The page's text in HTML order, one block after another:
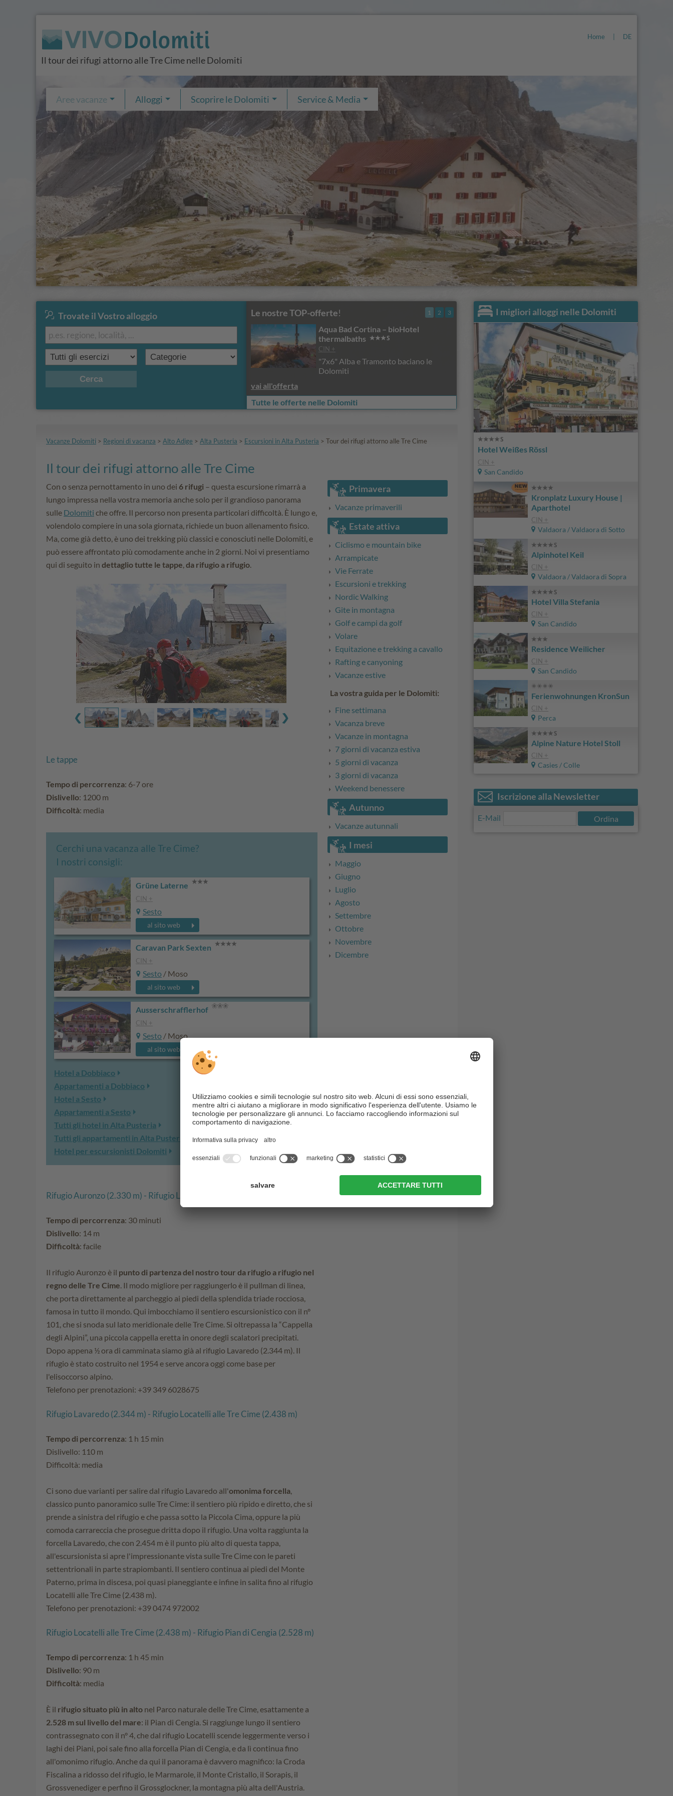
Home DE
Il tour dei rifugi attorno alle Tre Cime nelle Dolomiti
Trovate il Vostro alloggio
Cerca
Le nostre TOP-offerte!
Aqua Bad Cortina – bioHotel
thermalbaths
CIN +
"7x6" Alba e Tramonto baciano le
Hotel Scherer
1 2 3
Tutte le offerte nelle Dolomiti
Aree vacanze Alloggi Scoprire le Dolomiti Service & Media
Vacanze Dolomiti > Regioni di vacanza > Alto Adige > Alta Pusteria > Escursioni in Alta Pusteria > Tour dei rifugi attorno alle Tre Cime
Il tour dei rifugi attorno alle Tre Cime
Con o senza pernottamento in uno dei 6 rifugi – questa escursione rimarrà a
lungo impressa nella vostra memoria anche solo per il grandioso panorama
sulle Dolomiti che offre. Il percorso non presenta particolari difficoltà. È lungo e,
volendolo compiere in una sola giornata, richiede un buon allenamento fisico.
Ma, come già detto, è uno dei trekking più classici e conosciuti nelle Dolomiti, e
può essere affrontato più comodamente anche in 2 giorni. Noi vi presentiamo
qui di seguito in dettaglio tutte le tappe,da rifugio a rifugio.
Le tappe
Tempo di percorrenza: 6-7 ore
Dislivello: 1200 m
Difficoltà: media
Cerchi una vacanza alle Tre Cime?
I nostri consigli:
Grüne Laterne
CIN +
Sesto
al sito web
Caravan Park Sexten
CIN +
Sesto / Moso
al sito web
Ausserschrafflerhof
CIN +
Sesto / Moso
al sito web
Hotel a Dobbiaco
Appartamenti a Dobbiaco
Hotel a Sesto
Appartamenti a Sesto
Tutti gli hotel in Alta Pusteria
Tutti gli appartamenti in Alta Pusteria
Hotel per escursionisti Dolomiti
Rifugio Auronzo (2.330 m) - Rifugio Lavaredo (2.344 m)
Tempo di percorrenza: 30 minuti
Dislivello: 14 m
Difficoltà: facile
Il rifugio Auronzo è il punto di partenza del nostro tour da rifugio a rifugio nel
regno delle Tre Cime. Il modo migliore per raggiungerlo è il pullman di linea,
che porta direttamente al parcheggio ai piedi della splendida triade rocciosa,
famosa in tutto il mondo. Qui imbocchiamo il sentiero escursionistico con il n°
101, che si snoda sul lato meridionale delle Tre Cime. Si oltrepassa la “Cappella
degli Alpini”, una piccola cappella eretta in onore degli scalatori precipitati.
Dopo appena ½ ora di camminata siamo già al rifugio Lavaredo (2.344 m). Il
rifugio è stato costruito nel 1954 e serve ancora oggi come base per
l'elisoccorso alpino.
Telefono per prenotazioni: +39 349 6028675
Rifugio Lavaredo (2.344 m) - Rifugio Locatelli alle Tre Cime (2.438 m)
Tempo di percorrenza: 1 h 15 min
Dislivello: 110 m
Difficoltà: media
Ci sono due varianti per salire dal rifugio Lavaredo all'omonima forcella,
classico punto panoramico sulle Tre Cime: il sentiero più ripido e diretto, che si
prende a sinistra del rifugio e che passa sotto la Piccola Cima, oppure la più
comoda carrareccia che prosegue dritta dopo il rifugio. Una volta raggiunta la
forcella Lavaredo, che con 2.454 m è il punto più alto di questa tappa,
all'escursionista si apre l'impressionante vista sulle Tre Cime con le pareti
settentrionali in parte strapiombanti. Il sentiero continua ai piedi del Monte
Paterno, prima in discesa, poi quasi pianeggiante e infine in salita fino al rifugio
Locatelli alle Tre Cime (2.438 m).
Telefono per prenotazioni: +39 0474 972002
Rifugio Locatelli alle Tre Cime (2.438 m) - Rifugio Pian di Cengia (2.528 m)
Tempo di percorrenza: 1 h 45 min
Dislivello: 90 m
Difficoltà: media
È il rifugio situato più in alto nel Parco naturale delle Tre Cime, esattamente a
2.528 m sul livello del mare: il Pian di Cengia. Si raggiunge lungo il sentiero
contrassegnato con il n° 4, che dal rifugio Locatelli scende leggermente verso i
laghi dei Piani, poi sale fino alla forcella Pian di Cengia, e da lì continua fino
all'omonimo rifugio. Anche da qui il panorama è davvero magnifico: la Croda
Fiscalina a ridosso del rifugio, le Marmarole, il Monte Cristallo, il Sorapis, il
Grossvenediger e perfino il Grossglockner, la montagna più alta dell'Austria.
Primavera
Vacanze primaverili
Estate attiva
Ciclismo e mountain bike
Arrampicate
Vie Ferrate
Escursioni e trekking
Nordic Walking
Gite in montagna
Golf e campi da golf
Volare
Equitazione e trekking a cavallo
Rafting e canyoning
Vacanze estive
La vostra guida per le Dolomiti:
Fine settimana
Vacanza breve
Vacanze in montagna
7 giorni di vacanza estiva
5 giorni di vacanza
3 giorni di vacanza
Weekend benessere
Autunno
Vacanze autunnali
I mesi
Maggio
Giugno
Luglio
Agosto
Settembre
Ottobre
Novembre
Dicembre
I migliori alloggi nelle Dolomiti
Hotel Weißes Rössl
CIN +
San Candido
Kronplatz Luxury House |
Aparthotel
CIN +
Valdaora / Valdaora di Sotto
Alpinhotel Keil
CIN +
Valdaora / Valdaora di Sopra
Hotel Villa Stefania
CIN +
San Candido
Residence Weilicher
CIN +
San Candido
Ferienwohnungen KronSun
CIN +
Perca
Alpine Nature Hotel Stoll
CIN +
Casies / Colle
Iscrizione alla Newsletter
E-Mail